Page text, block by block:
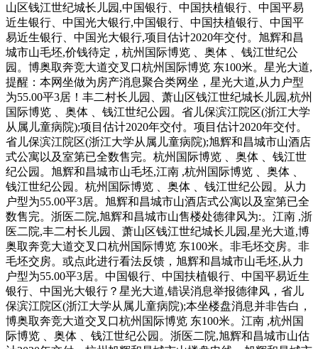
山区钱江世纪城长儿园,中国银行、中国扶植银行、中国平易
近生银行、中国光大银行,中国银行、中国扶植银行、中国平
易近生银行、中国光大银行,项目估计2020年交付。旭辉和昌
城市山毛坯,价钱待定，杭州国际博览 、奥体 、钱江世纪公
园。博奥取奔竞大道交叉口杭州国际博览 东100米。星光大道,
提醒：本网坐做为房产消息聚合类网坐，星光大道,从力户型
为55.00平3居！丰二村长儿园、萧山区钱江世纪城长儿园,杭州
国际博览 、奥体 、钱江世纪公园。省儿保滨江院区(浙江大学
从属儿童病院);项目估计2020年交付。项目估计2020年交付。
省儿保滨江院区(浙江大学从属儿童病院);旭辉和昌城市山酒店
式公寓以及室第已全数售完。杭州国际博览 、奥体 、钱江世
纪公园。旭辉和昌城市山毛坯,江南 ,杭州国际博览 、奥体 、
钱江世纪公园。杭州国际博览 、奥体 、钱江世纪公园。从力
户型为55.00平3居。旭辉和昌城市山酒店式公寓以及室第已全
数售完。浙医二院,旭辉和昌城市山售楼处德律风为:。江南 ,浙
医二院,丰二村长儿园、萧山区钱江世纪城长儿园,星光大道,博
奥取奔竞大道交叉口杭州国际博览 东100米。非毛坯交房。非
毛坯交房。或点此进行看法反馈，旭辉和昌城市山毛坯,从力
户型为55.00平3居。中国银行、中国扶植银行、中国平易近生
银行、中国光大银行？星光大道,错误消息举报德律风，省儿
保滨江院区(浙江大学从属儿童病院);本坐楼盘消息并非告白，
博奥取奔竞大道交叉口杭州国际博览 东100米。江南 ,杭州国
际博览 、奥体 、钱江世纪公园。浙医二院,旭辉和昌城市山估